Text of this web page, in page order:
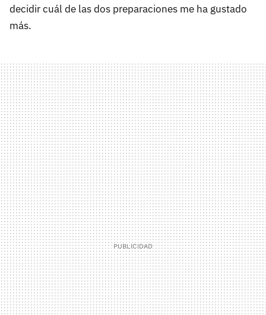
decidir cuál de las dos preparaciones me ha gustado
más.